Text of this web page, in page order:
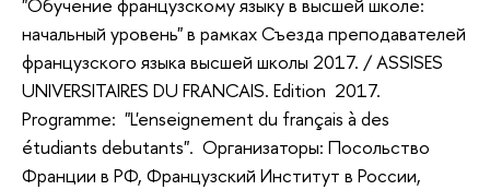
начальный уровень" в рамках Съезда преподавателей
французского языка высшей школы 2017. / ASSISES
UNIVERSITAIRES DU FRANCAIS. Edition 2017.
Programme: "L'enseignement du français à des
étudiants debutants". Организаторы: Посольство
Франции в РФ, Французский Институт в России,